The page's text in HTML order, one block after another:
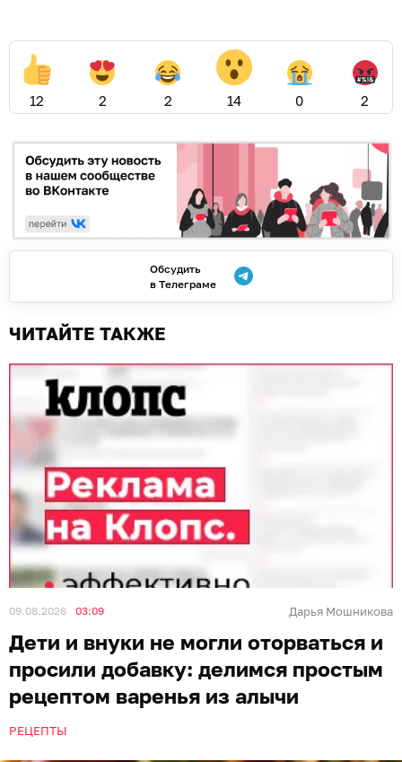
12 2 2 14 0 2
Обсудить
в Телеграме
ЧИТАЙТЕ ТАКЖЕ
09.08.2026 03:09 Дарья Мошникова
Дети и внуки не могли оторваться и
просили добавку: делимся простым
рецептом варенья из алычи
РЕЦЕПТЫ